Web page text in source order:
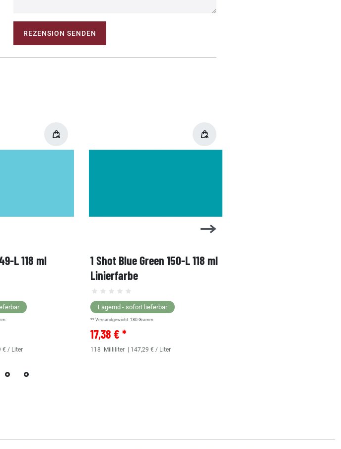
REZENSION SENDEN
L 118 ml
€ / Liter
1 Shot Blue Green 150-L 118 ml
Linierfarbe
Lagernd - sofort lieferbar
** Versandgewicht:180 Gramm.
17,38 € *
118 Milliliter | 147,29 € / Liter